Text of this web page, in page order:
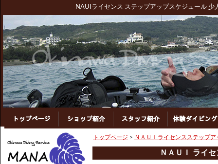
NAUIライセンス ステップアップスケジュール
ショップ紹介 スタッフ紹介
トップページ > ＮＡＵＩライセンスステップア
ＮＡＵＩ ライ